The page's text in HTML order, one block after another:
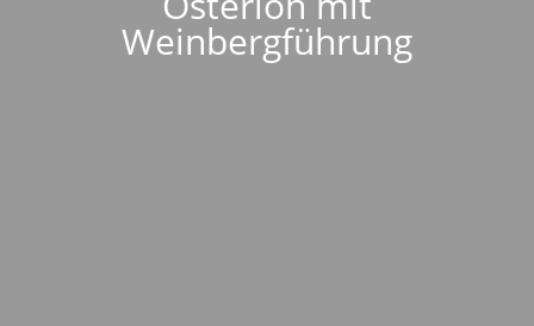
Weinbergführung